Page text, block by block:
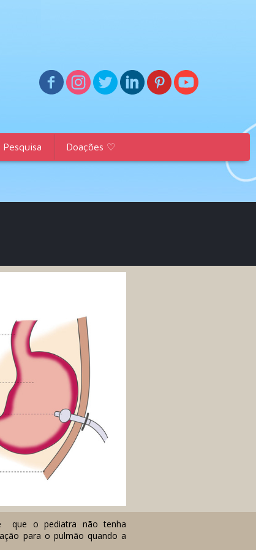
Pesquisa Doações ♡
que o pediatra não tenha
para o pulmão quando a